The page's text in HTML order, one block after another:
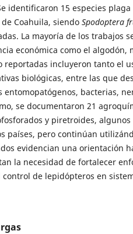
identificaron 15 especies
Coahuila, siendo Spodoptera
La mayoría de los trabajos
económica como el algodón,
reportadas incluyeron tanto el
biológicas, entre las que
entomopatógenos, bacterias,
se documentaron 21
y piretroides,
países, pero continúan
evidencian una orientación
la necesidad de fortalecer
control de lepidópteros en